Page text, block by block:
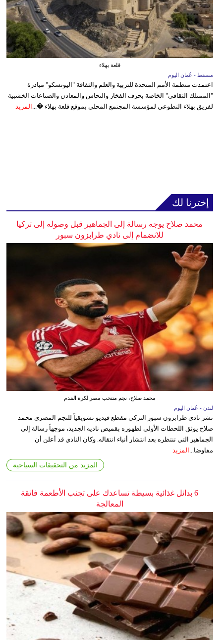
قلعة بهلاء
مسقط - عُمان اليوم
اعتمدت منظمة الأمم المتحدة للتربية والعلم والثقافة "اليونسكو" مبادرة
"الممتلك الثقافي" الخاصة بحرف الفخار والنحاس والمعادن والصناعات الخشبية
لفريق بهلاء التطوعي لمؤسسة المجتمع المحلي بموقع قلعة بهلاء �... المزيد
إخترنا لك
محمد صلاح يوجه رسالة إلى الجماهير قبل وصوله إلى تركيا
للانضمام إلى نادي طرابزون سبور
محمد صلاح، نجم منتخب مصر لكرة القدم
لندن - عُمان اليوم
نشر نادي طرابزون سبور التركي مقطع فيديو تشويقياً للنجم المصري محمد
صلاح يوثق اللحظات الأولى لظهوره بقميص ناديه الجديد، موجهاً رسالة إلى
الجماهير التي تنتظره بعد انتشار أنباء انتقاله. وكان النادي قد أعلن أن
مفاوضا... المزيد
المزيد من التحقيقات السياحية
6 بدائل غذائية بسيطة تساعدك على تجنب الأطعمة فائقة
المعالجة